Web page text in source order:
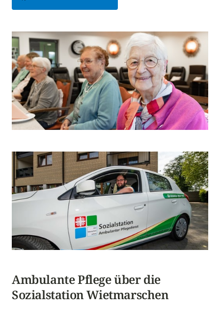
Ambulante Pflege über die
Sozialstation Wietmarschen